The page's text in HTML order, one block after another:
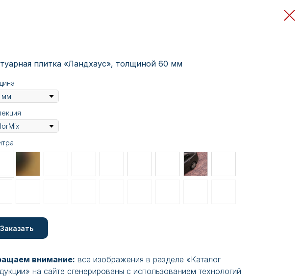
плитка «Ландхаус», толщиной 60 мм
Заказать
внимание: все изображения в разделе «Каталог
на сайте сгенерированы с использованием технологий